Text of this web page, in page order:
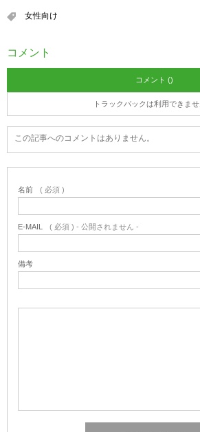
女性向け
コメント
コメント ()
トラックバックは利用できませ
この記事へのコメントはありません。
名前 ( 必須 )
E-MAIL ( 必須 ) - 公開されません -
備考